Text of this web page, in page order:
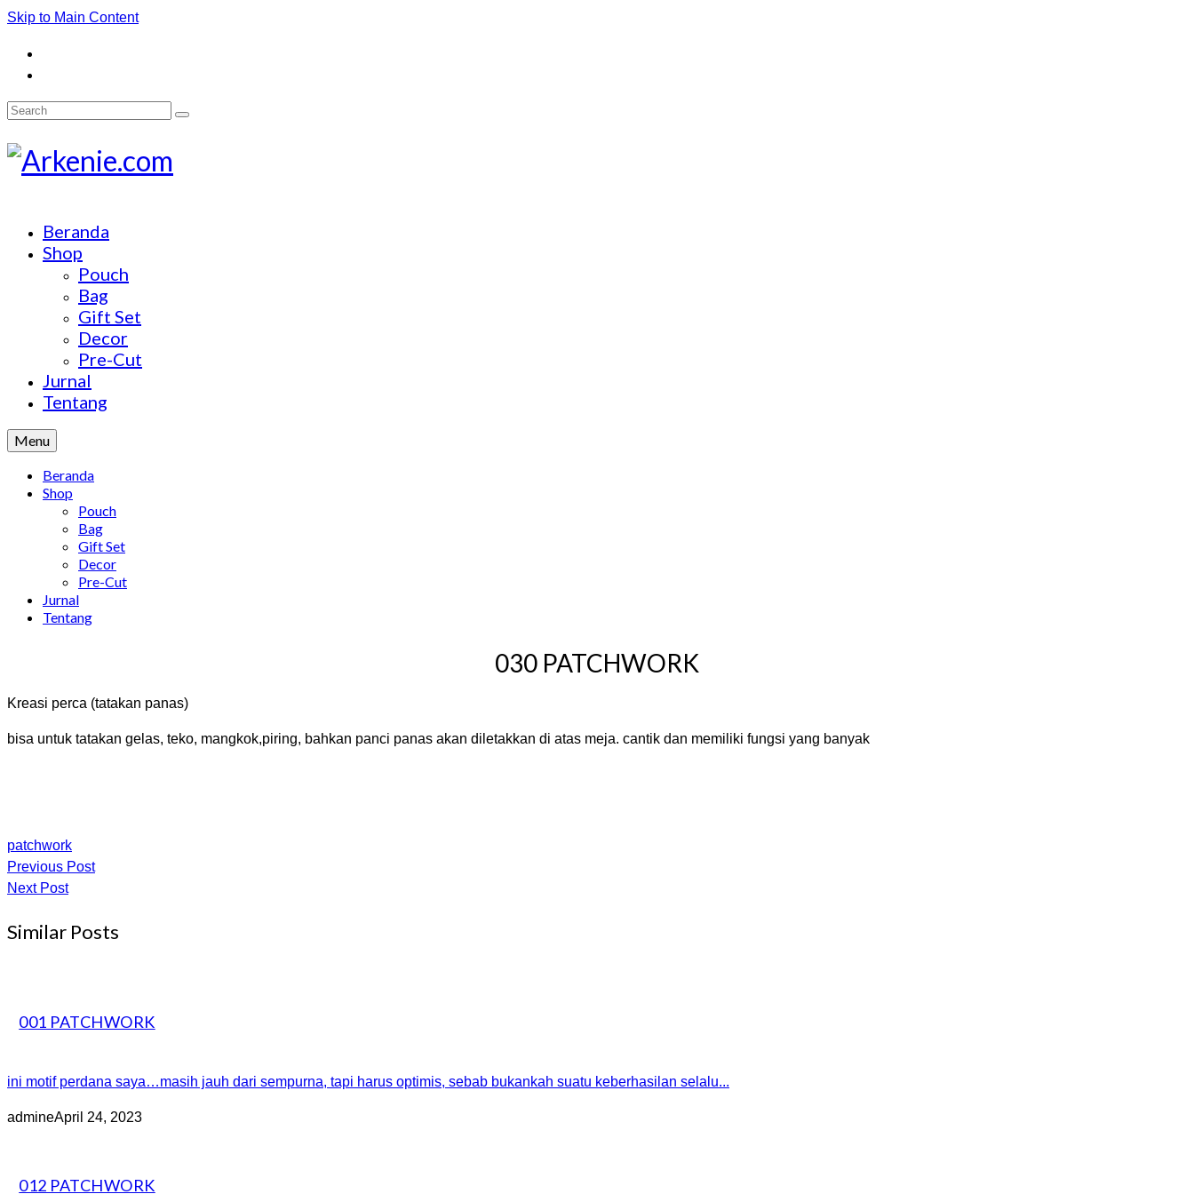
Skip to Main Content
Search
Beranda
Shop
Pouch
Bag
Gift Set
Decor
Pre-Cut
Jurnal
Tentang
Menu
Beranda
Shop
Pouch
Bag
Gift Set
Decor
Pre-Cut
Jurnal
Tentang
030 PATCHWORK
Kreasi perca (tatakan panas)
bisa untuk tatakan gelas, teko, mangkok,piring, bahkan panci panas akan diletakkan di atas meja. cantik dan memiliki fungsi yang banyak
patchwork
Previous Post
Next Post
Similar Posts
001 PATCHWORK
ini motif perdana saya…masih jauh dari sempurna, tapi harus optimis, sebab bukankah suatu keberhasilan selalu...
admineApril 24, 2023
012 PATCHWORK